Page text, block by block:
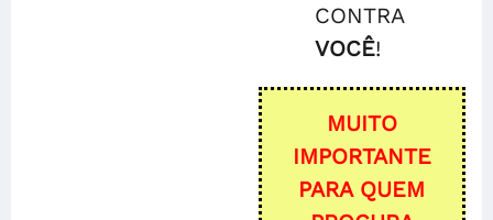
CONTRA
VOCÊ!
MUITO
IMPORTANTE
PARA QUEM